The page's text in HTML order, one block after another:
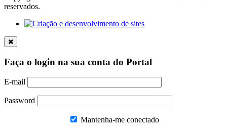
reservados.
Faça o login na sua conta do Portal
E-mail
Password
Mantenha-me conectado